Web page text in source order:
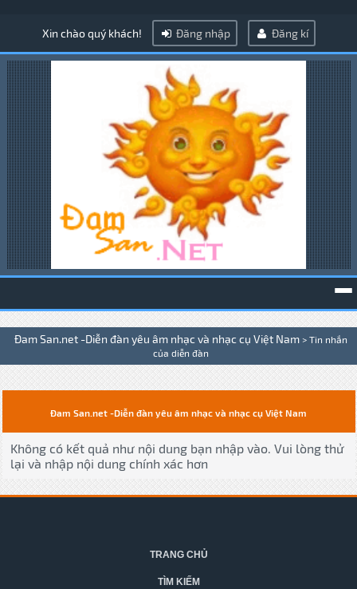
Xin chào quý khách! Đăng nhập Đăng kí
Đam San.net -Diễn đàn yêu âm nhạc và nhạc cụ Việt Nam > Tin nhắn
của diễn đàn
Đam San.net -Diễn đàn yêu âm nhạc và nhạc cụ Việt Nam
Không có kết quả như nội dung bạn nhập vào. Vui lòng thử
lại và nhập nội dung chính xác hơn
TRANG CHỦ
TÌM KIẾM